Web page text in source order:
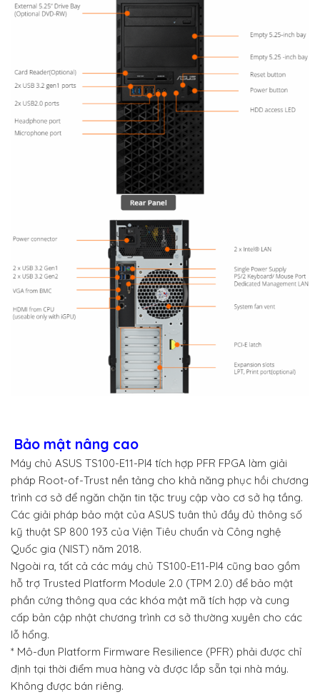
Bảo mật nâng cao
Máy chủ ASUS TS100-E11-PI4 tích hợp PFR FPGA làm giải
pháp Root-of-Trust nền tảng cho khả năng phục hồi chương
trình cơ sở để ngăn chặn tin tặc truy cập vào cơ sở hạ tầng.
Các giải pháp bảo mật của ASUS tuân thủ đầy đủ thông số
kỹ thuật SP 800 193 của Viện Tiêu chuẩn và Công nghệ
Quốc gia (NIST) năm 2018.
Ngoài ra, tất cả các máy chủ TS100-E11-PI4 cũng bao gồm
hỗ trợ Trusted Platform Module 2.0 (TPM 2.0) để bảo mật
phần cứng thông qua các khóa mật mã tích hợp và cung
cấp bản cập nhật chương trình cơ sở thường xuyên cho các
lỗ hổng.
* Mô-đun Platform Firmware Resilience (PFR) phải được chỉ
định tại thời điểm mua hàng và được lắp sẵn tại nhà máy.
Không được bán riêng.